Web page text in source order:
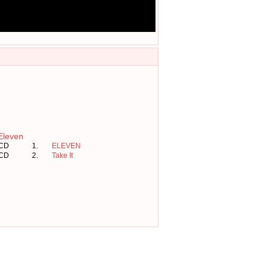
1.
ELEVEN
2. Take It